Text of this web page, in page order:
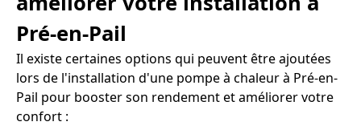
Pré-en-Pail
Il existe certaines options qui peuvent être ajoutées
lors de l'installation d'une pompe à chaleur à Pré-en-
Pail pour booster son rendement et améliorer votre
confort :